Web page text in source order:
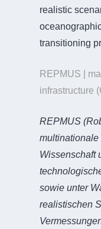
realistic
transitioning
REPMUS |
infrastructure
REPMUS
multinationale
Wissenschaft
sowie unter
realistischen